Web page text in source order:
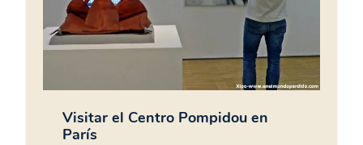
Visitar el Centro Pompidou en
París